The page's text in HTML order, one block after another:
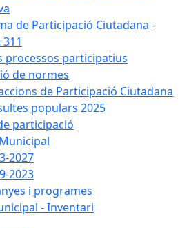
de Participació Ciutadana -
processos participatius
de normes
de Participació Ciutadana
populars 2025
participació
2027
2023
i programes
- Inventari